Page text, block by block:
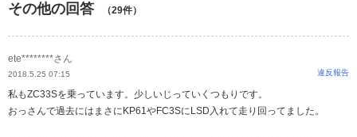
その他の回答 （29件）
ete********さん
2018.5.25 07:15 違反報告
私もZC33Sを乗っています。少しいじっていくつもりです。
おっさんで過去にはまさにKP61やFC3SにLSD入れて走り回ってました。